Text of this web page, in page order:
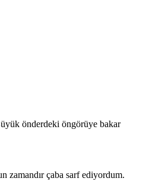
önderdeki öngörüye bakar
zamandır çaba sarf ediyordum.